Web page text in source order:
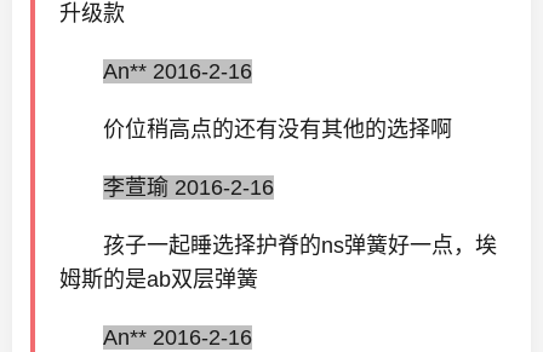
升级款
An** 2016-2-16
价位稍高点的还有没有其他的选择啊
李萱瑜 2016-2-16
孩子一起睡选择护脊的ns弹簧好一点，埃
姆斯的是ab双层弹簧
An** 2016-2-16